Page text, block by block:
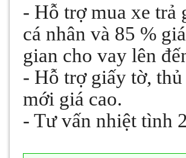
- Hỗ trợ mua xe trả
cá nhân và 85 %
gian cho vay lên
- Hỗ trợ giấy tờ,
mới giá cao.
- Tư vấn nhiệt tình